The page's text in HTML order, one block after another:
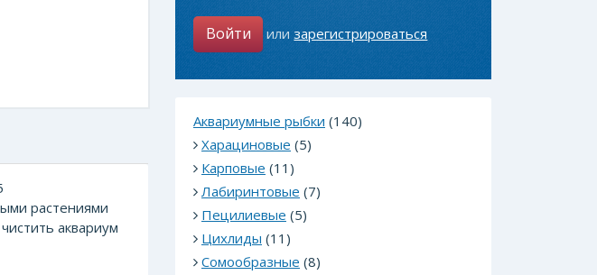
растениями
аквариум
Войти илизарегистрироваться
Аквариумные рыбки (140)
Харациновые (5)
Карповые (11)
Лабиринтовые (7)
Пецилиевые (5)
Цихлиды (11)
Сомообразные (8)